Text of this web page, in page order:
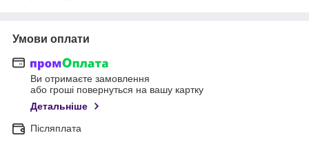
Умови оплати
Ви отримаєте замовлення
або гроші повернуться на вашу картку
Детальніше
Післяплата